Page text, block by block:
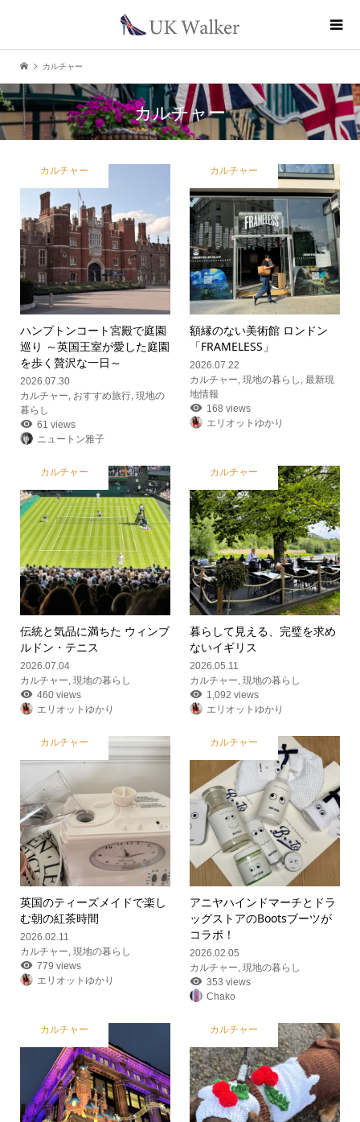
カルチャー
カルチャー
カルチャー
ハンプトンコート宮殿で庭園
巡り ～英国王室が愛した庭園
を歩く贅沢な一日～
2026.07.30
カルチャー おすすめ旅行, 現地の
暮らし
61 views
ニュートン雅子
カルチャー
額縁のない美術館 ロンドン
「FRAMELESS」
2026.07.22
カルチャー ,現地の暮らし ,最新現
地情報
168 views
エリオットゆかり
カルチャー
伝統と気品に満ちた ウィンブ
ルドン・テニス
2026.07.04
カルチャー, 現地の暮らし
460 views
エリオットゆかり
カルチャー
暮らして見える、完璧を求め
ないイギリス
2026.05.11
カルチャー,現地の暮らし
1,092 views
エリオットゆかり
カルチャー
英国のティーズメイドで楽し
む朝の紅茶時間
2026.02.11
カルチャー, 現地の暮らし
779 views
エリオットゆかり
カルチャー
アニヤハインドマーチとドラ
ッグストアのBootsブーツが
コラボ！
2026.02.05
カルチャー,現地の暮らし
353 views
Chako
カルチャー カルチャー